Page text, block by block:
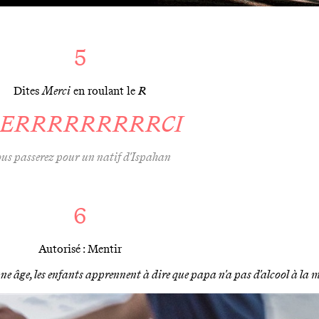
5
DitesMercien roulant leR
passerez pour un natif d'Ispahan
6
Autorisé : Mentir
âge, les enfants apprennent à dire que papa n'a pas d'alcool à la